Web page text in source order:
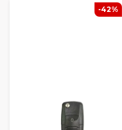
-42%